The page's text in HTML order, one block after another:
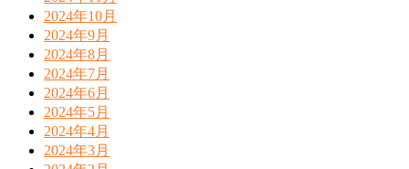
2024年10月
2024年9月
2024年8月
2024年7月
2024年6月
2024年5月
2024年4月
2024年3月